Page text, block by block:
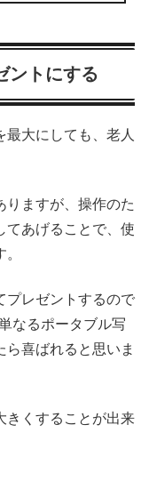
ントにする
大にしても、老人
りますが、操作のた
てあげることで、使
プレゼントするので
なるポータブル写
喜ばれると思いま
きくすることが出来